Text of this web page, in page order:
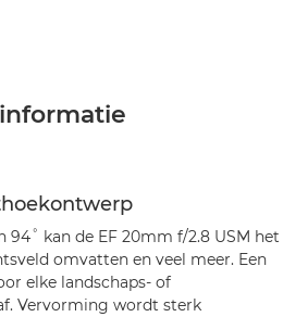
94˚ kan de EF 20mm f/2.8 USM het
omvatten en veel meer. Een
elke landschaps- of
Vervorming wordt sterk